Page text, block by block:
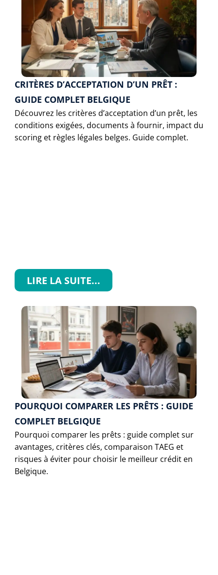
CRITÈRES D’ACCEPTATION D’UN PRÊT :
GUIDE COMPLET BELGIQUE
Découvrez les critères d’acceptation d’un prêt, les
conditions exigées, documents à fournir, impact du
scoring et règles légales belges. Guide complet.
LIRE LA SUITE...
POURQUOI COMPARER LES PRÊTS : GUIDE
COMPLET BELGIQUE
Pourquoi comparer les prêts : guide complet sur
avantages, critères clés, comparaison TAEG et
risques à éviter pour choisir le meilleur crédit en
Belgique.